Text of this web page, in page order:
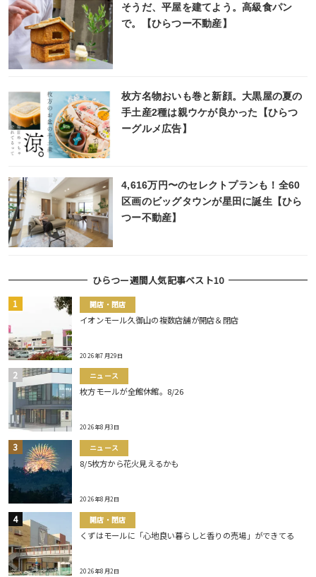
そうだ、平屋を建てよう。高級食パン
で。【ひらつー不動産】
枚方名物おいも巻と新顔。大黒屋の夏の
手土産2種は親ウケが良かった【ひらつ
ーグルメ広告】
4,616万円〜のセレクトプランも！全60
区画のビッグタウンが星田に誕生【ひら
つー不動産】
ひらつー週間人気記事ベスト10
開店・閉店
イオンモール久御山の複数店舗が開店＆閉店
2026年7月29日
ニュース
枚方モールが全館休館。8/26
2026年8月3日
ニュース
8/5枚方から花火見えるかも
2026年8月2日
開店・閉店
くずはモールに「心地良い暮らしと香りの売場」ができてる
2026年8月2日